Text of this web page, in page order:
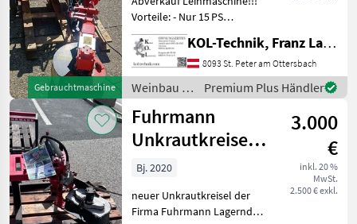
Gebrauchtmaschine
Vorteile: - Nur 15 PS
Kraftbedarf - 3‑fach
Feintastautomatik mit
Eigenölversorgung - Messer
nach außen gedreht –
dadurch kein Versc
KOL-Technik, Franz Lampl-Küssner
8093 St. Peter am Ottersbach
Weinbau /
Olmi
Premium Plus Händler
Fuhrmann
Unkrautkreisel
UK1
3.000
€
inkl. 20 %
MwSt.
2.500 € exkl.
Bj. 2020
neuer Unkrautkreisel der
Firma Fuhrmann Lagernd